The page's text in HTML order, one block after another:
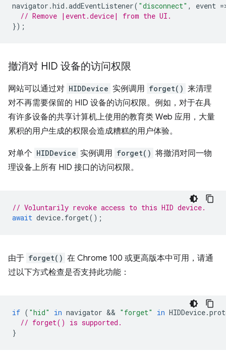
navigator .hid .addEventListener( "disconnect" , event =
// Remove |event.device| from the UI.
});
撤消对 HID 设备的访问权限
网站可以通过对 HIDDevice 实例调用 forget() 来清理
对不再需要保留的 HID 设备的访问权限。例如，对于在具
有许多设备的共享计算机上使用的教育类 Web 应用，大量
累积的用户生成的权限会造成糟糕的用户体验。
对单个 HIDDevice 实例调用 forget() 将撤消对同一物
理设备上所有 HID 接口的访问权限。
// Voluntarily revoke access to this HID device.
await device. forget();
由于 forget() 在 Chrome 100 或更高版本中可用，请通
过以下方式检查是否支持此功能：
if ( "hid" in navigator && "forget" in HIDDevice.
// forget() is supported.
}